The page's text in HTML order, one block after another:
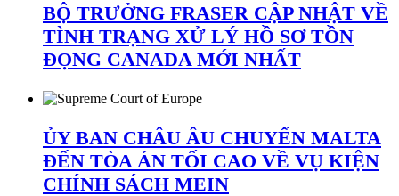
BỘ TRƯỞNG FRASER CẬP NHẬT VỀ
TÌNH TRẠNG XỬ LÝ HỒ SƠ TỒN
ĐỌNG CANADA MỚI NHẤT
ỦY BAN CHÂU ÂU CHUYỂN MALTA
ĐẾN TÒA ÁN TỐI CAO VỀ VỤ KIỆN
CHÍNH SÁCH MEIN